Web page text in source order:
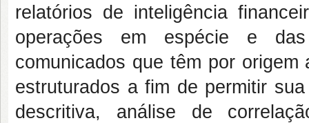
relatórios de inteligência
operações em espécie e das
comunicados que têm por
estruturados a fim de permitir
descritiva, análise de